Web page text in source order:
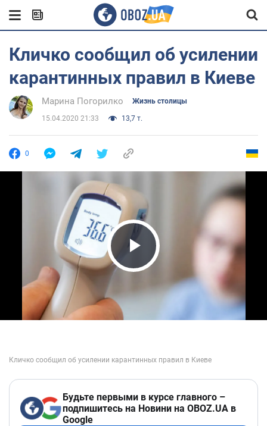
Кличко сообщил об усилении
карантинных правил в Киеве
Марина Погорилко Жизнь столицы
15.04.2020 21:33 13,7 т.
0
Play Video
Будьте первыми в курсе главного –
подпишитесь на Новини на OBOZ.UA в
Google